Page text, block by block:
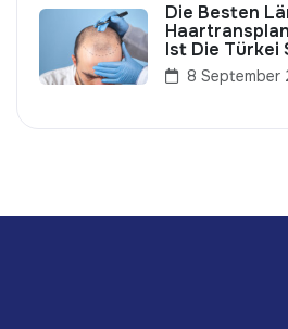
Die Besten
Ist Die Türkei
8 September